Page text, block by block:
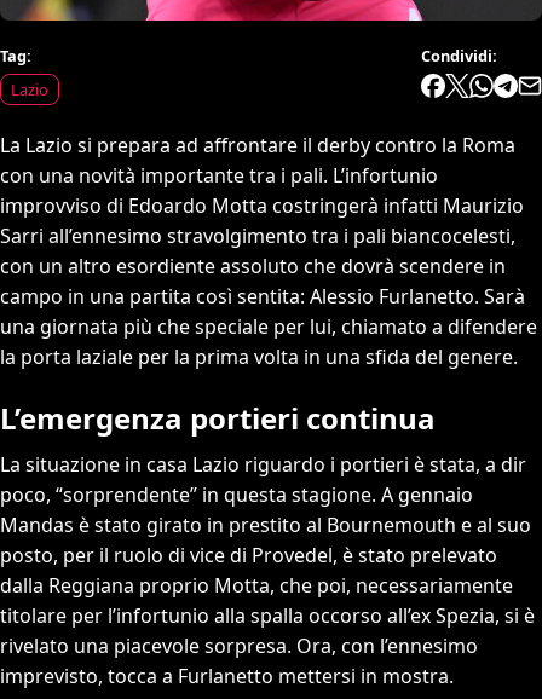
Tag:
Lazio
Condividi:
La Lazio si prepara ad affrontare il derby contro la Roma
con una novità importante tra i pali. L’infortunio
improvviso di Edoardo Motta costringerà infatti Maurizio
Sarri all’ennesimo stravolgimento tra i pali biancocelesti,
con un altro esordiente assoluto che dovrà scendere in
campo in una partita così sentita: Alessio Furlanetto. Sarà
una giornata più che speciale per lui, chiamato a difendere
la porta laziale per la prima volta in una sfida del genere.
L’emergenza portieri continua
La situazione in casa Lazio riguardo i portieri è stata, a dir
poco, “sorprendente” in questa stagione. A gennaio
Mandas è stato girato in prestito al Bournemouth e al suo
posto, per il ruolo di vice di Provedel, è stato prelevato
dalla Reggiana proprio Motta, che poi, necessariamente
titolare per l’infortunio alla spalla occorso all’ex Spezia, si è
rivelato una piacevole sorpresa. Ora, con l’ennesimo
imprevisto, tocca a Furlanetto mettersi in mostra.